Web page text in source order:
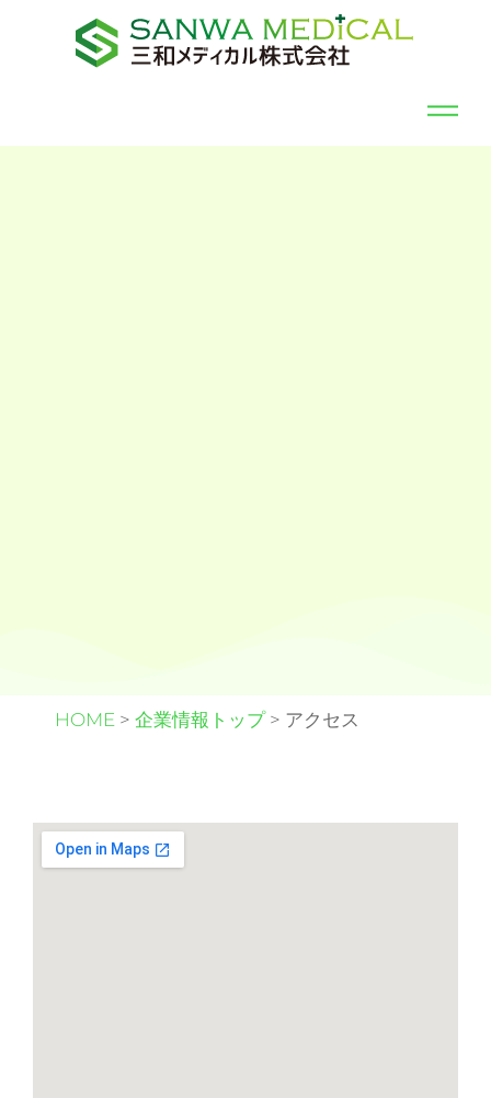
HOME > 企業情報トップ > アクセス